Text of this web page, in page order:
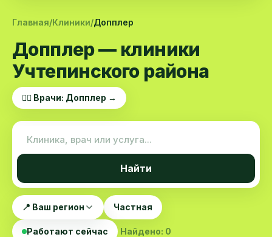
Главная/Клиники/Допплер
Допплер — клиники
Учтепинского района
👨‍⚕️ Врачи: Допплер →
Найти
📍 Ваш регион Частная
Работают сейчас Найдено: 0